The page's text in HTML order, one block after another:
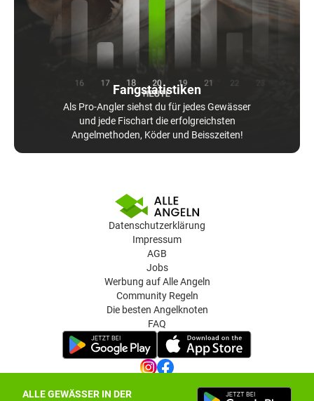
ALLE GEWÄSSER IN DER
Fangstatistiken
Als Pro-Angler siehst du für jedes Gewässer
und jede Fischart die erfolgreichsten
Angelmethoden, Köder und Beisszeiten!
Datenschutzerklärung
Impressum
AGB
Jobs
Werbung auf Alle Angeln
Community Regeln
Die besten Angelknoten
FAQ